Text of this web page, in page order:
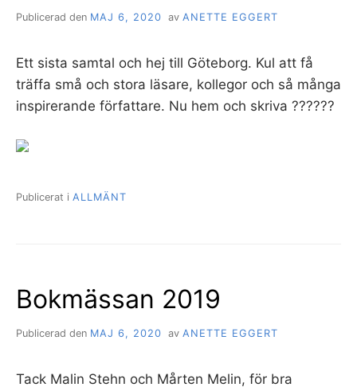
Publicerad den MAJ 6, 2020 av ANETTE EGGERT
Ett sista samtal och hej till Göteborg. Kul att få
träffa små och stora läsare, kollegor och så många
inspirerande författare. Nu hem och skriva ??????
Publicerat i ALLMÄNT
Bokmässan 2019
Publicerad den MAJ 6, 2020 av ANETTE EGGERT
Tack Malin Stehn och Mårten Melin, för bra